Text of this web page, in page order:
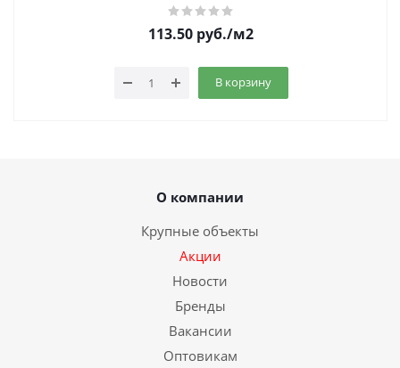
113.50 руб./м2
В корзину
О компании
Крупные объекты
Акции
Новости
Бренды
Вакансии
Оптовикам